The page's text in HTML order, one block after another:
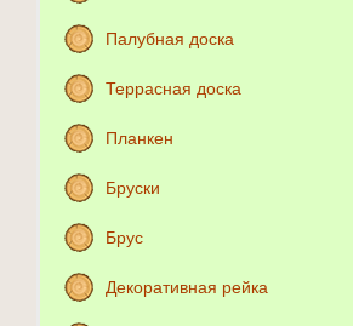
Палубная доска
Террасная доска
Планкен
Бруски
Брус
Декоративная рейка